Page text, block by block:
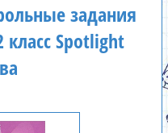
задания
Spotlight